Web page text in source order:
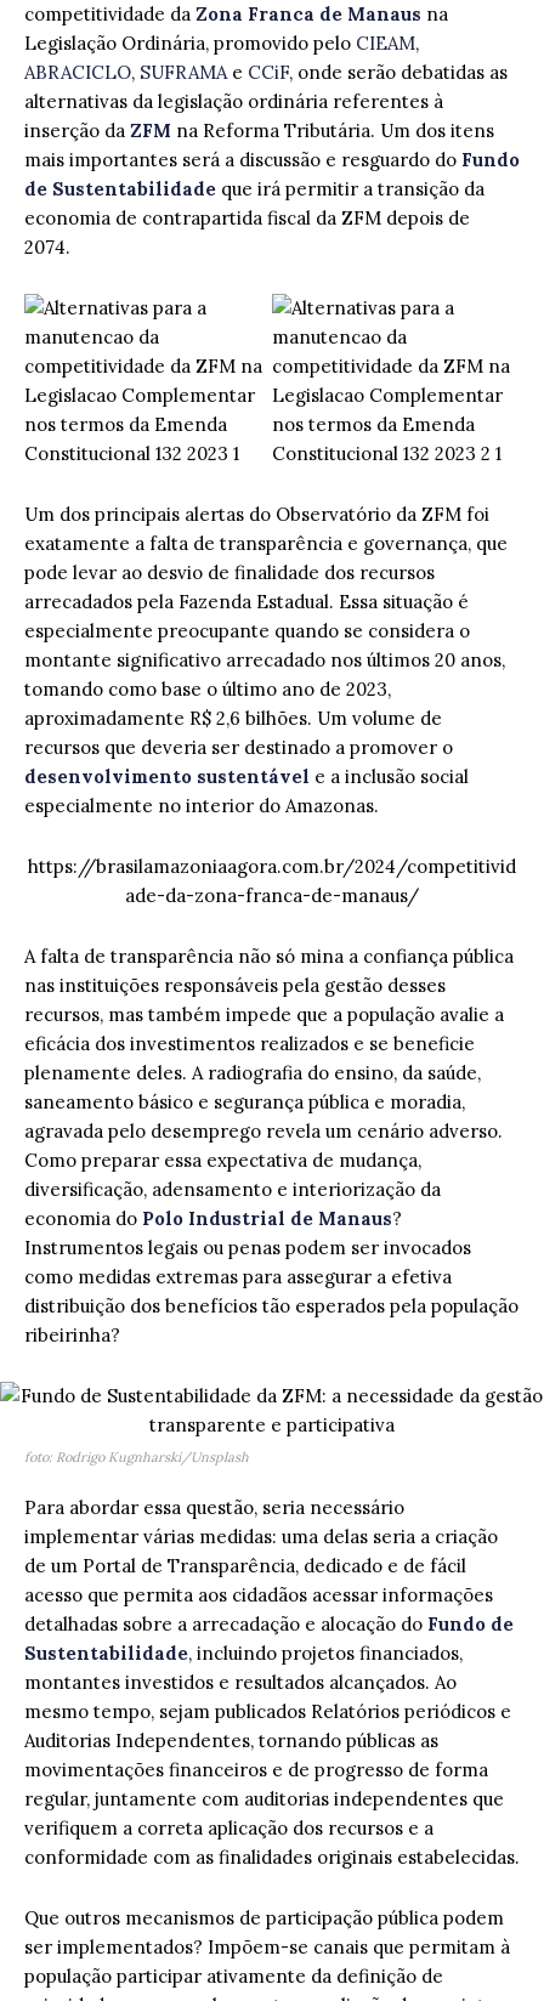
competitividade da Zona Franca de Manaus na
Legislação Ordinária, promovido pelo CIEAM,
ABRACICLO, SUFRAMA e CCiF, onde serão debatidas as
alternativas da legislação ordinária referentes à
inserção da ZFM na Reforma Tributária. Um dos itens
mais importantes será a discussão e resguardo do Fundo
de Sustentabilidade que irá permitir a transição da
economia de contrapartida fiscal da ZFM depois de
2074.
Um dos principais alertas do Observatório da ZFM foi
exatamente a falta de transparência e governança, que
pode levar ao desvio de finalidade dos recursos
arrecadados pela Fazenda Estadual. Essa situação é
especialmente preocupante quando se considera o
montante significativo arrecadado nos últimos 20 anos,
tomando como base o último ano de 2023,
aproximadamente R$ 2,6 bilhões. Um volume de
recursos que deveria ser destinado a promover o
desenvolvimento sustentável e a inclusão social
especialmente no interior do Amazonas.
https://brasilamazoniaagora.com.br/2024/competitivid
ade-da-zona-franca-de-manaus/
A falta de transparência não só mina a confiança pública
nas instituições responsáveis pela gestão desses
recursos, mas também impede que a população avalie a
eficácia dos investimentos realizados e se beneficie
plenamente deles. A radiografia do ensino, da saúde,
saneamento básico e segurança pública e moradia,
agravada pelo desemprego revela um cenário adverso.
Como preparar essa expectativa de mudança,
diversificação, adensamento e interiorização da
economia do Polo Industrial de Manaus?
Instrumentos legais ou penas podem ser invocados
como medidas extremas para assegurar a efetiva
distribuição dos benefícios tão esperados pela população
ribeirinha?
foto: Rodrigo Kugnharski/Unsplash
Para abordar essa questão, seria necessário
implementar várias medidas: uma delas seria a criação
de um Portal de Transparência, dedicado e de fácil
acesso que permita aos cidadãos acessar informações
detalhadas sobre a arrecadação e alocação do Fundo de
Sustentabilidade, incluindo projetos financiados,
montantes investidos e resultados alcançados. Ao
mesmo tempo, sejam publicados Relatórios periódicos e
Auditorias Independentes, tornando públicas as
movimentações financeiros e de progresso de forma
regular, juntamente com auditorias independentes que
verifiquem a correta aplicação dos recursos e a
conformidade com as finalidades originais estabelecidas.
Que outros mecanismos de participação pública podem
ser implementados? Impõem-se canais que permitam à
população participar ativamente da definição de